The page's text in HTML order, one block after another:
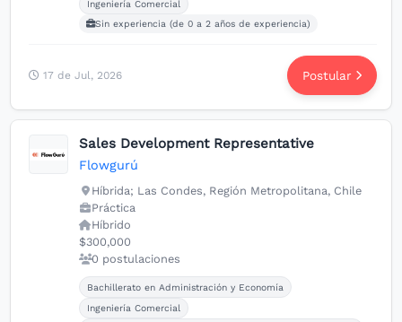
Ingeniería Comercial
Sin experiencia (de 0 a 2 años de experiencia)
17 de Jul, 2026 Postular
Sales Development Representative
Flowgurú
Híbrida; Las Condes, Región Metropolitana, Chile
Práctica
Híbrido
$300,000
0 postulaciones
Carreras buscadas:
Bachillerato en Administración y Economía
Ingeniería Comercial